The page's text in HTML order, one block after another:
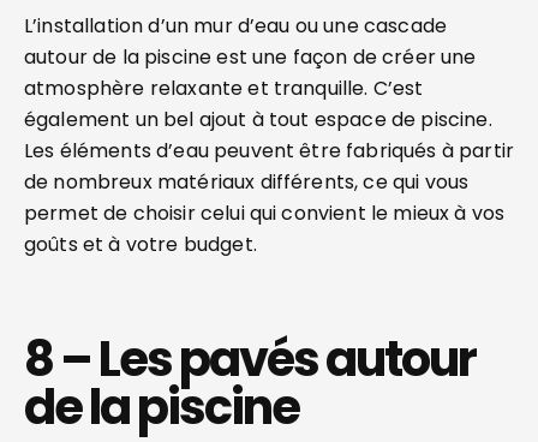
L’installation d’un mur d’eau ou une cascade
autour de la piscine est une façon de créer une
atmosphère relaxante et tranquille. C’est
également un bel ajout à tout espace de piscine.
Les éléments d’eau peuvent être fabriqués à partir
de nombreux matériaux différents, ce qui vous
permet de choisir celui qui convient le mieux à vos
goûts et à votre budget.
8 – Les pavés autour
de la piscine